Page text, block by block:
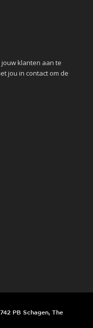
klanten aan te
jou in contact om de
PB Schagen, The